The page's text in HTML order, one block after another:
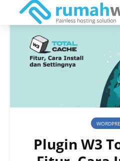
Plugin W3